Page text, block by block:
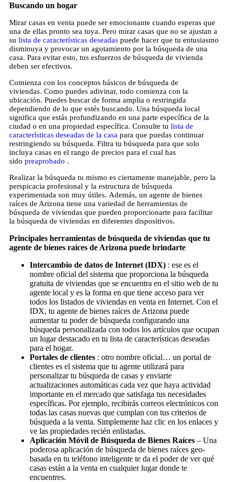
Buscando un hogar
Mirar casas en venta puede ser emocionante cuando esperas que
una de ellas pronto sea tuya. Pero mirar casas que no se ajustan a
su lista de características deseadas puede hacer que tu entusiasmo
disminuya y provocar un agotamiento por la búsqueda de una
casa. Para evitar esto, tus esfuerzos de búsqueda de vivienda
deben ser efectivos.
Comienza con los conceptos básicos de búsqueda de
viviendas. Como puedes adivinar, todo comienza con la
ubicación. Puedes buscar de forma amplia o restringida
dependiendo de lo que estés buscando. Una búsqueda local
significa que estás profundizando en una parte específica de la
ciudad o en una propiedad específica. Consulte tu lista de
características deseadas de la casa para que puedas continuar
restringiendo su búsqueda. Filtra tu búsqueda para que solo
incluya casas en el rango de precios para el cual has
sido preaprobado .
Realizar la búsqueda tu mismo es ciertamente manejable, pero la
perspicacia profesional y la estructura de búsqueda
experimentada son muy útiles. Además, un agente de bienes
raíces de Arizona tiene una variedad de herramientas de
búsqueda de viviendas que pueden proporcionarte para facilitar
la búsqueda de viviendas en diferentes dispositivos.
Principales herramientas de búsqueda de viviendas que tu
agente de bienes raíces de Arizona puede brindarte
Intercambio de datos de Internet (IDX) : ese es el
nombre oficial del sistema que proporciona la búsqueda
gratuita de viviendas que se encuentra en el sitio web de tu
agente local y es la forma en que tiene acceso para ver
todos los listados de viviendas en venta en Internet. Con el
IDX, tu agente de bienes raíces de Arizona puede
aumentar tu poder de búsqueda configurando una
búsqueda personalizada con todos los artículos que ocupan
un lugar destacado en tu lista de características deseadas
para el hogar.
Portales de clientes : otro nombre oficial… un portal de
clientes es el sistema que tu agente utilizará para
personalizar tu búsqueda de casas y enviarte
actualizaciones automáticas cada vez que haya actividad
importante en el mercado que satisfaga tus necesidades
específicas. Por ejemplo, recibirás correos electrónicos con
todas las casas nuevas que cumplan con tus criterios de
búsqueda a la venta. Simplemente haz clic en los enlaces y
ve las propiedades recién enlistadas.
Aplicación Móvil de Búsqueda de Bienes Raíces – Una
poderosa aplicación de búsqueda de bienes raíces geo-
basada en tu teléfono inteligente te da el poder de ver qué
casas están a la venta en cualquier lugar donde te
encuentres.